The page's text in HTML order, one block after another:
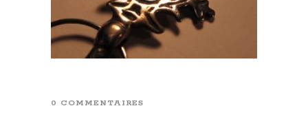
0 COMMENTAIRES